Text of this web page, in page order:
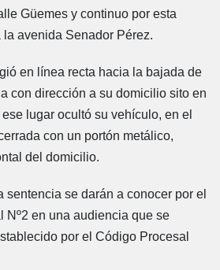
Güemes y continuo por esta
avenida Senador Pérez.
en línea recta hacia la bajada de
con dirección a su domicilio sito en
lugar ocultó su vehículo, en el
con un portón metálico,
del domicilio.
sentencia se darán a conocer por el
Nº2 en una audiencia que se
por el Código Procesal